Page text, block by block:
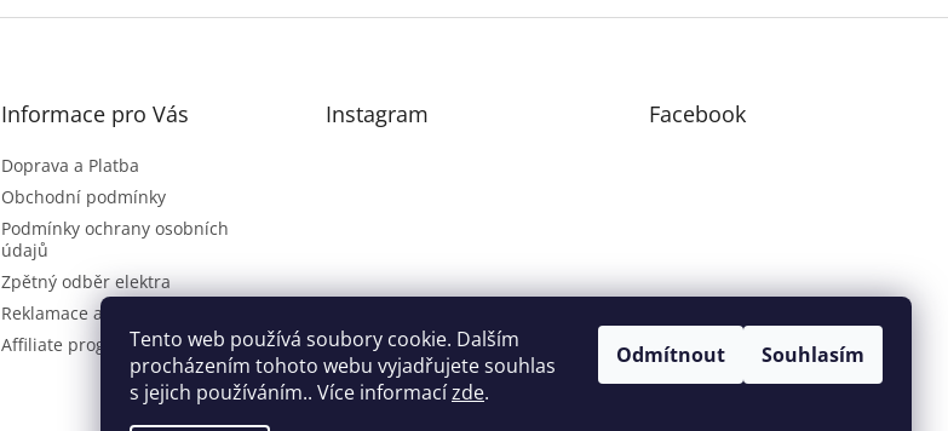
Tento web používá soubory cookie. Dalším
procházením tohoto webu vyjadřujete souhlas
s jejich používáním.. Více informacízde.
Odmítnout Souhlasím
Informace pro Vás
Doprava a Platba
Obchodní podmínky
Podmínky ochrany osobních
údajů
Zpětný odběr elektra
Reklamace a vrácení zboží
Affiliate program
Instagram Facebook